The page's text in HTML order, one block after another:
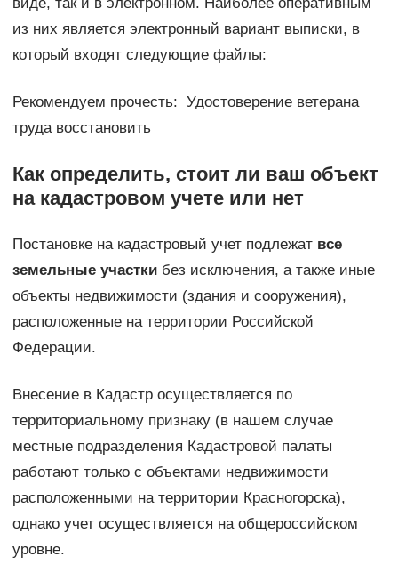
виде, так и в электронном. Наиболее оперативным
из них является электронный вариант выписки, в
который входят следующие файлы:
Рекомендуем прочесть: Удостоверение ветерана
труда восстановить
Как определить, стоит ли ваш объект
на кадастровом учете или нет
Постановке на кадастровый учет подлежат все
земельные участкибез исключения, а также иные
объекты недвижимости (здания и сооружения),
расположенные на территории Российской
Федерации.
Внесение в Кадастр осуществляется по
территориальному признаку (в нашем случае
местные подразделения Кадастровой палаты
работают только с объектами недвижимости
расположенными на территории Красногорска),
однако учет осуществляется на общероссийском
уровне.